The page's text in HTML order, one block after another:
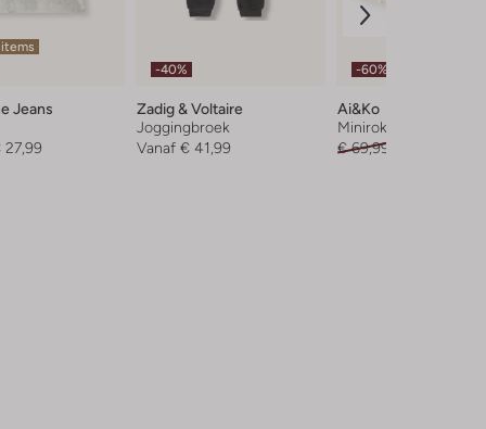
Jeans
27,99
-40%
Zadig & Voltaire
Joggingbroek
Vanaf € 41,99
-60%
Ai&ko
Minirok
€ 69,99